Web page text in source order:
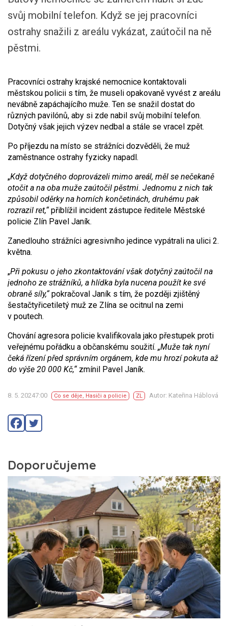
svůj mobilní telefon. Když se jej pracovníci
ostrahy snažili z areálu vykázat, zaútočil na ně
pěstmi.
Pracovníci ostrahy krajské nemocnice kontaktovali
městskou policii s tím, že museli opakovaně vyvést z areálu
nevábně zapáchajícího muže. Ten se snažil dostat do
různých pavilónů, aby si zde nabil svůj mobilní telefon.
Dotyčný však jejich výzev nedbal a stále se vracel zpět.
Po příjezdu na místo se strážníci dozvěděli, že muž
zaměstnance ostrahy fyzicky napadl.
„Když dotyčného doprovázeli mimo areál, měl se nečekaně
otočit a na oba muže zaútočil pěstmi. Jednomu z nich tak
způsobil oděrky na horních končetinách, druhému pak
rozrazil ret,“přiblížil incident zástupce ředitele Městské
policie Zlín Pavel Janík.
Zanedlouho strážníci agresivního jedince vypátrali na ulici 2.
května.
„Při pokusu o jeho zkontaktování však dotyčný zaútočil na
jednoho ze strážníků, a hlídka byla nucena použít ke své
obraně síly,“pokračoval Janík s tím, že později zjištěný
šestačtyřicetiletý muž ze Zlína se ocitnul na zemi
v poutech.
Chování agresora policie kvalifikovala jako přestupek proti
veřejnému pořádku a občanskému soužití. „Muže tak nyní
čeká řízení před správním orgánem, kde mu hrozí pokuta až
do výše 20 000 Kč,“zmínil Pavel Janík.
8. 5. 20247:00 Co se děje, Hasiči a policie ZL Autor: Kateřina Háblová